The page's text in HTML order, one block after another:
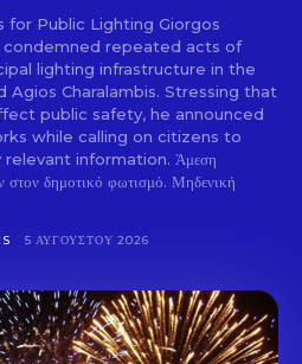
for Public Lighting Giorgos
condemned repeated acts of
lighting infrastructure in the
Agios Charalambis. Stressing that
public safety, he announced
while calling on citizens to
information. Άμεση
φωτισμό. Μηδενική
5 ΑΥΓΟΎΣΤΟΥ 2026